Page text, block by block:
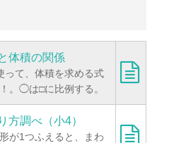
体積の関係
て、体積を求める式
。◯は□に比例する。
方調べ（小4）
が1つふえると、まわ